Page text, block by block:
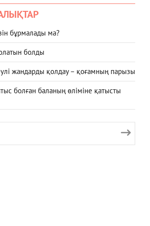
бұрмалады ма?
болды
жандарды қолдау – қоғамның парызы
болған баланың өліміне қатысты